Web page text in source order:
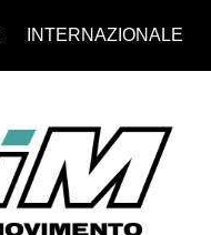
INTERNAZIONALE